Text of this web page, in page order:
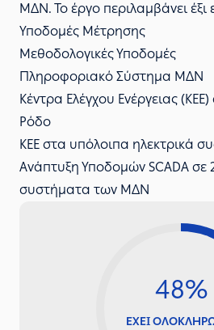
ΜΔΝ. Το έργο περιλαμβάνει
Υποδομές Μέτρησης
Μεθοδολογικές Υποδομές
Πληροφοριακό Σύστημα ΜΔΝ
Κέντρα Ελέγχου Ενέργειας
Ρόδο
ΚΕΕ στα υπόλοιπα ηλεκτρικά
Ανάπτυξη Υποδομών SCADA σε
συστήματα των ΜΔΝ
48%
ΕΧΕΙ